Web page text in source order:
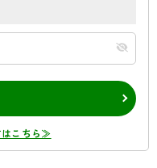
はこちら≫